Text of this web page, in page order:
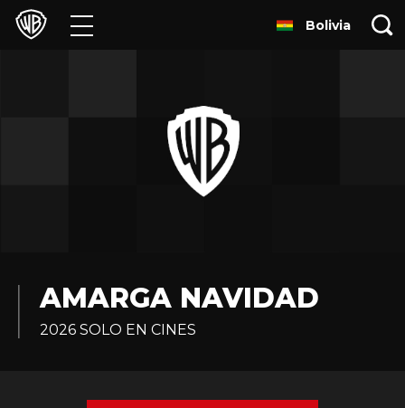
Películas
Juegos y Aplicaciones
Experiencias
Bolivia
AMARGA NAVIDAD
2026 SOLO EN CINES